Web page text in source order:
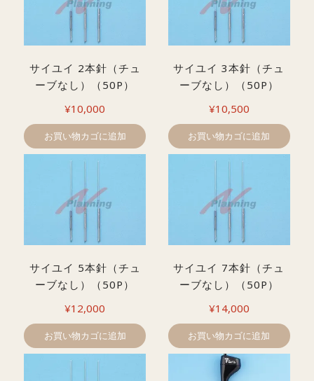
サイユイ 2本針（チュ
ーブなし）（50P）
¥10,000
お買い物カゴに追加
サイユイ 3本針（チュ
ーブなし）（50P）
¥10,500
お買い物カゴに追加
サイユイ 5本針（チュ
ーブなし）（50P）
¥12,000
お買い物カゴに追加
サイユイ 7本針（チュ
ーブなし）（50P）
¥14,000
お買い物カゴに追加